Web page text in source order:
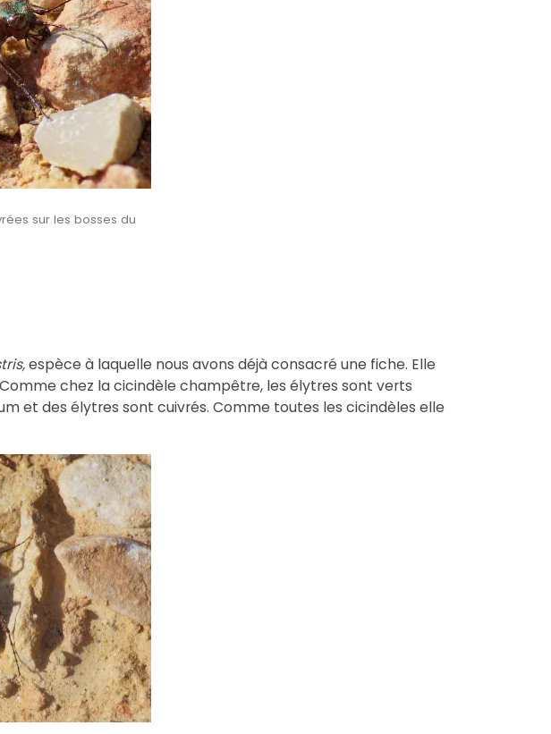
sur les bosses du
espèce à laquelle nous avons déjà consacré une fiche. Elle
chez la cicindèle champêtre, les élytres sont verts
et des élytres sont cuivrés. Comme toutes les cicindèles elle